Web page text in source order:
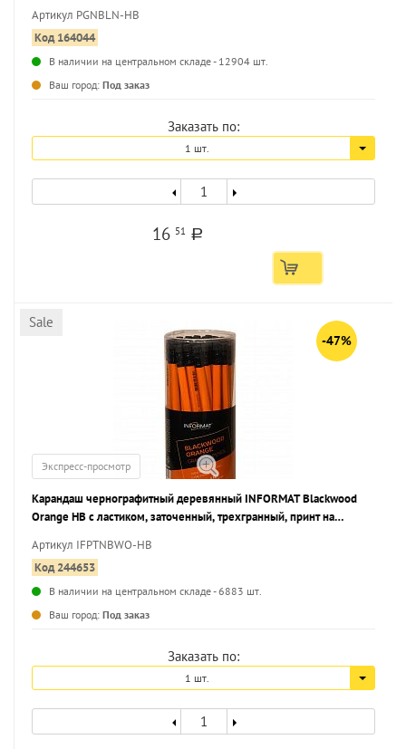
Артикул PGNBLN-HB
Код 164044
В наличии на центральном складе - 12904 шт.
Ваш город: Под заказ
Заказать по:
1 шт.
16 51 a
Sale
-47%
Экспресс-просмотр
Карандаш чернографитный деревянный INFORMAT Blackwood
Orange НВ с ластиком, заточенный, трехгранный, принт на
Артикул IFPTNBWO-HB
Код 244653
В наличии на центральном складе - 6883 шт.
Ваш город: Под заказ
Заказать по:
1 шт.